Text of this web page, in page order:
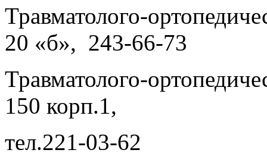
Травматолого-
20 «б», 243-66-73
Травматолого-
150 корп.1,
тел.221-03-62